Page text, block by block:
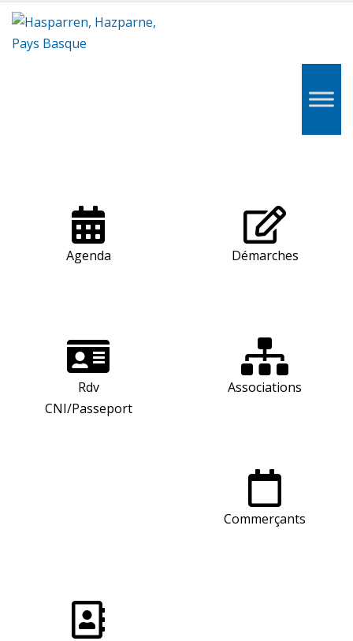
Hasparren,
Hazparne,
Agenda Démarches
Rdv
CNI/Passeport
Associations
Commerçants